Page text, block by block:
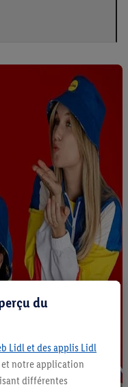
du
Lidl et des applis Lidl
et notre application
différentes